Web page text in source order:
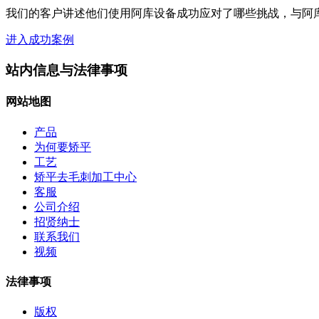
我们的客户讲述他们使用阿库设备成功应对了哪些挑战，与阿
进入成功案例
站内信息与法律事项
网站地图
产品
为何要矫平
工艺
矫平去毛刺加工中心
客服
公司介绍
招贤纳士
联系我们
视频
法律事项
版权